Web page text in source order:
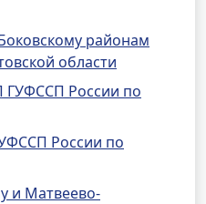
районам
области
ГУФССП России по
России по
и Матвеево-